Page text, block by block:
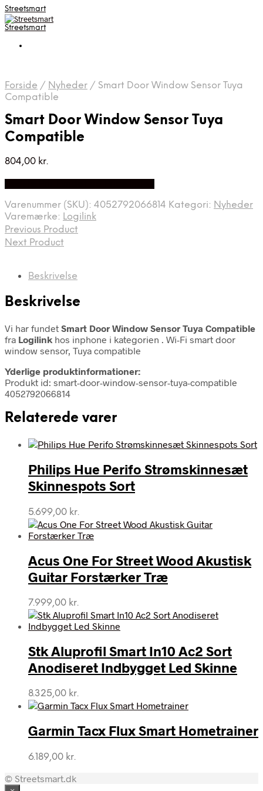
Streetsmart
Streetsmart
Forside / Nyheder / Smart Door Window Sensor Tuya
Compatible
Smart Door Window Sensor Tuya
Compatible
804,00 kr.
Varenummer (SKU): 4052792066814 Kategori: Nyheder
Varemærke: Logilink
Previous Product
Next Product
Beskrivelse
Beskrivelse
Vi har fundet Smart Door Window Sensor Tuya Compatible
fra Logilink hos inphone i kategorien . Wi-Fi smart door
window sensor, Tuya compatible
Yderlige produktinformationer:
Produkt id: smart-door-window-sensor-tuya-compatible
4052792066814
Relaterede varer
Philips Hue Perifo Strømskinnesæt
Skinnespots Sort
5.699,00 kr.
Acus One For Street Wood Akustisk
Guitar Forstærker Træ
7.999,00 kr.
Stk Aluprofil Smart In10 Ac2 Sort
Anodiseret Indbygget Led Skinne
8.325,00 kr.
Garmin Tacx Flux Smart Hometrainer
6.189,00 kr.
© Streetsmart.dk